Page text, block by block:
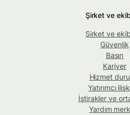
Şirket ve
Şirket ve
Güvenlik
Basın
Kariyer
Hizmet
Yatırımcı
İştirakler ve
Yardım